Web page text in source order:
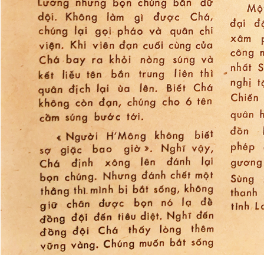
0906 645 777 0908 780 404
Đặt báo Quảng cáo RSS Tòa soạn Chính sách bảo
Tổng biên tập: Nguyễn Ngọc Toàn
Phó tổng biên tập thường trực: Hải Thành
Phó tổng biên tập: Lâm Hiếu Dũng
Phó tổng biên tập: Trần Việt Hưng
Tổng thư ký tòa soạn: Đức Trung
Giấy phép xuất bản số 110/GP - BTTTT cấp ngày 24.3.2020
© 2003-2026 Bản quyền thuộc về Báo Thanh Niên. Cấm sao
chép dưới mọi hình thức nếu không có sự chấp thuận bằng văn
bản. Phát triển bởi ePi Technologies, JSC.